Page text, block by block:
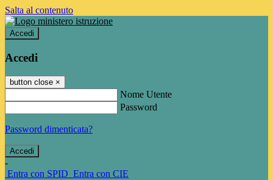
Salta al contenuto
Accedi
Accedi
button close ×
Nome Utente
Password
Password dimenticata?
-
Entra con SPID Entra con CIE